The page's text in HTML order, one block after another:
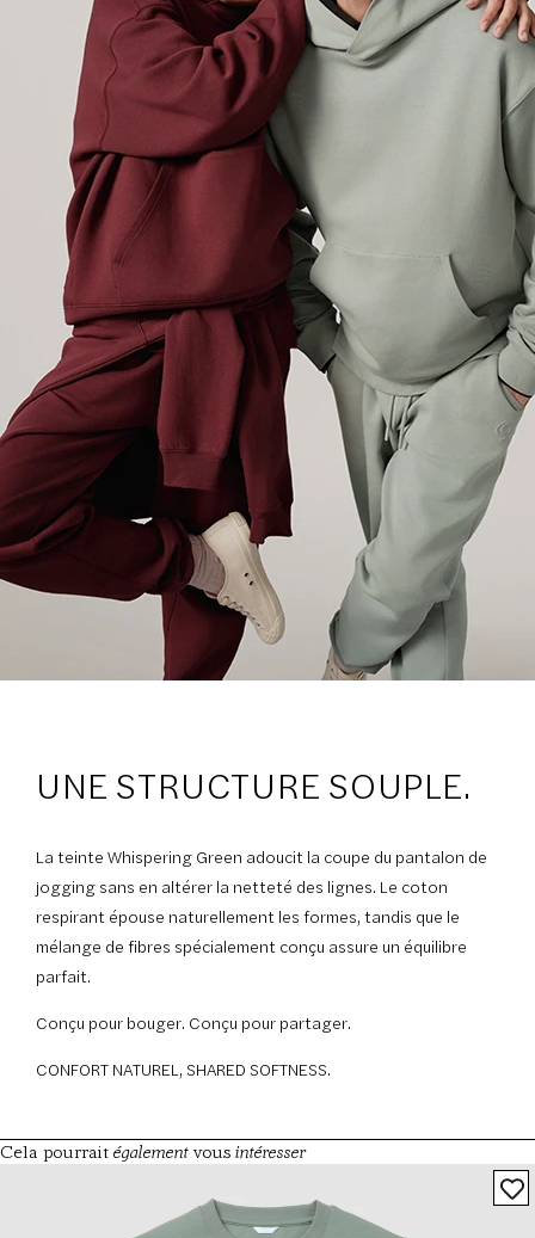
UNE STRUCTURE SOUPLE.
La teinte Whispering Green adoucit la coupe du pantalon de
jogging sans en altérer la netteté des lignes. Le coton
respirant épouse naturellement les formes, tandis que le
mélange de fibres spécialement conçu assure un équilibre
parfait.
Conçu pour bouger. Conçu pour partager.
CONFORT NATUREL, SHARED SOFTNESS.
Cela pourrait également vous intéresser